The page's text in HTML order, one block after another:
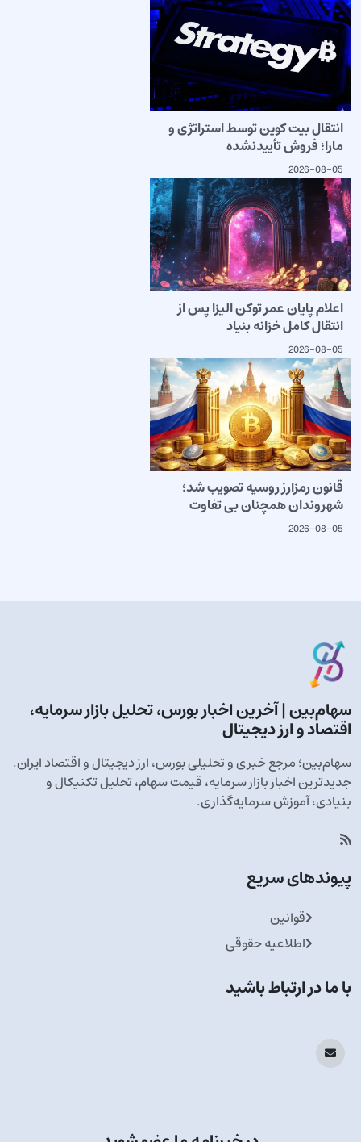
انتقال بیت کوین توسط استراتژی و
مارا؛ فروش تأییدنشده
2026-08-05
اعلام پایان عمر توکن الیزا پس از
انتقال کامل خزانه بنیاد
2026-08-05
قانون رمزارز روسیه تصویب شد؛
شهروندان همچنان بی تفاوت
2026-08-05
سهام‌بین | آخرین اخبار بورس، تحلیل بازار سرمایه،
اقتصاد و ارز دیجیتال
سهام‌بین؛ مرجع خبری و تحلیلی بورس، ارز دیجیتال و اقتصاد ایران.
جدیدترین اخبار بازار سرمایه، قیمت سهام، تحلیل تکنیکال و
بنیادی، آموزش سرمایه‌گذاری.
پیوندهای سریع
قوانین
اطلاعیه حقوقی
با ما در ارتباط باشید